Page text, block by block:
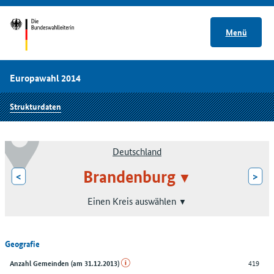
Menü
Europawahl 2014
Strukturdaten
Deutschland
< Brandenburg >
Einen Kreis auswählen
Geografie
Anzahl Gemeinden (am 31.12.2013) 419